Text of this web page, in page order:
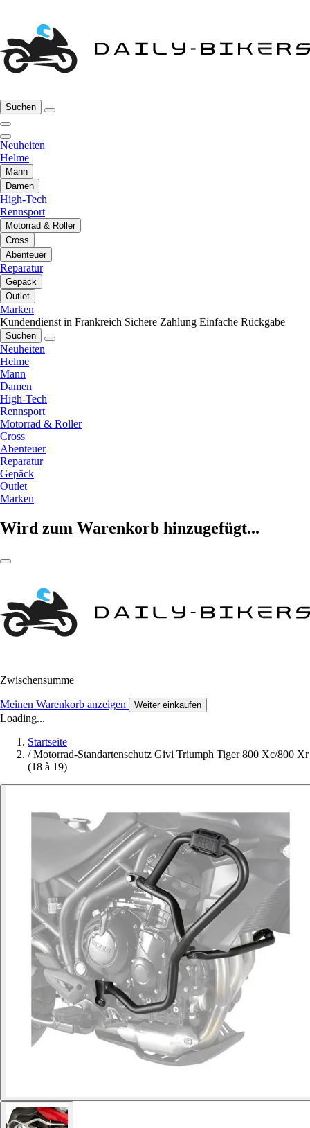
Suchen
Neuheiten
Helme
Mann
Damen
High-Tech
Rennsport
Motorrad & Roller
Cross
Abenteuer
Reparatur
Gepäck
Outlet
Marken
Kundendienst in Frankreich Sichere Zahlung Einfache Rückgabe
Suchen
Neuheiten
Helme
Mann
Damen
High-Tech
Rennsport
Motorrad & Roller
Cross
Abenteuer
Reparatur
Gepäck
Outlet
Marken
Wird zum Warenkorb hinzugefügt...
Zwischensumme
Meinen Warenkorb anzeigen Weiter einkaufen
Loading...
Startseite
/ Motorrad-Standartenschutz Givi Triumph Tiger 800 Xc/800 Xr
(18 à 19)